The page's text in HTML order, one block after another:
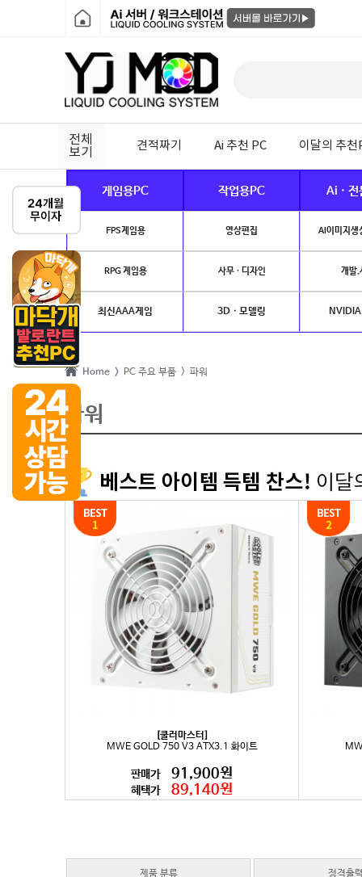
전체
보기
견적짜기 Ai 추천 PC 이달의 추천
게임용PC 작업용PC Ai · 전
FPS게임용 영상편집 AI이미지생
RPG 게임용 사무 · 디자인 개발.
최신AAA게임 3D · 모델링
Home > PC 주요 부품 > 파워
파워
[쿨러마스터]
MWE GOLD 750 V3 ATX3.1 화이트
판매가 91,900원
혜택가 89,140원
제품 분류 정격출